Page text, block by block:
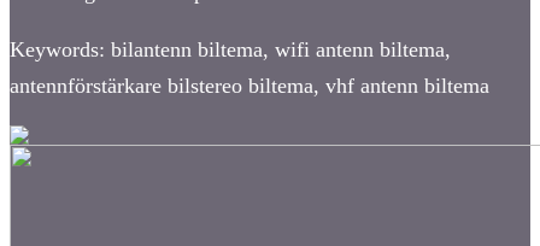
Keywords: bilantenn biltema, wifi antenn biltema,
antennförstärkare bilstereo biltema, vhf antenn biltema